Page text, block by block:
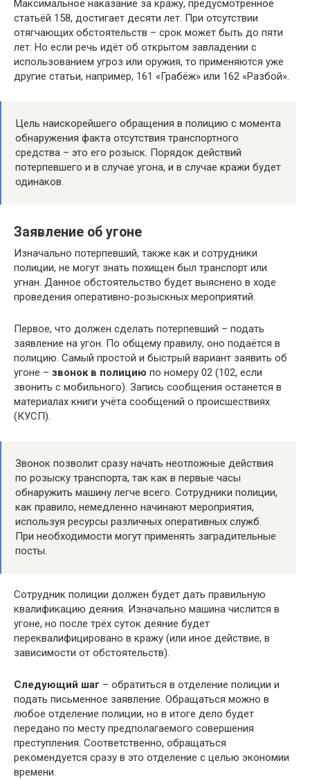
Максимальное наказание за кражу, предусмотренное
статьёй 158, достигает десяти лет. При отсутствии
отягчающих обстоятельств – срок может быть до пяти
лет. Но если речь идёт об открытом завладении с
использованием угроз или оружия, то применяются уже
другие статьи, например, 161 «Грабёж» или 162 «Разбой».
Цель наискорейшего обращения в полицию с момента
обнаружения факта отсутствия транспортного
средства – это его розыск. Порядок действий
потерпевшего и в случае угона, и в случае кражи будет
одинаков.
Заявление об угоне
Изначально потерпевший, также как и сотрудники
полиции, не могут знать похищен был транспорт или
угнан. Данное обстоятельство будет выяснено в ходе
проведения оперативно-розыскных мероприятий.
Первое, что должен сделать потерпевший – подать
заявление на угон. По общему правилу, оно подаётся в
полицию. Самый простой и быстрый вариант заявить об
угоне – звонок в полицию по номеру 02 (102, если
звонить с мобильного). Запись сообщения останется в
материалах книги учёта сообщений о происшествиях
(КУСП).
Звонок позволит сразу начать неотложные действия
по розыску транспорта, так как в первые часы
обнаружить машину легче всего. Сотрудники полиции,
как правило, немедленно начинают мероприятия,
используя ресурсы различных оперативных служб.
При необходимости могут применять заградительные
посты.
Сотрудник полиции должен будет дать правильную
квалификацию деяния. Изначально машина числится в
угоне, но после трёх суток деяние будет
переквалифицировано в кражу (или иное действие, в
зависимости от обстоятельств).
Следующий шаг – обратиться в отделение полиции и
подать письменное заявление. Обращаться можно в
любое отделение полиции, но в итоге дело будет
передано по месту предполагаемого совершения
преступления. Соответственно, обращаться
рекомендуется сразу в это отделение с целью экономии
времени.